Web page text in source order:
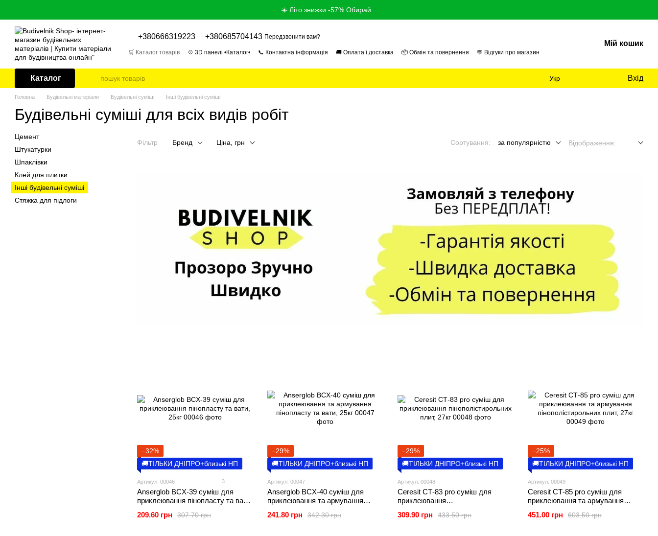
☀️ Літо знижки -57% Обирай...
+380666319223 +380685704143 Передзвонити вам?
🛒 Каталог товарів 💠 3D панелі •Каталог• 📞 Контактна інформація 🚚 Оплата і доставка 📦 Обмін та повернення
💬 Відгуки про магазин
Мій кошик
Каталог Укр Вхід
Головна Будівельні матеріали Будівельні суміші Інші будівельні суміші
Будівельні суміші для всіх видів робіт
Фільтр Бренд Ціна, грн Сортування: за популярністю Відображення:
−32%
🚚ТІЛЬКИ ДНІПРО+близькі НП
Артикул: 00046 3
Anserglob BCХ-39 суміш для
приклеювання пінопласту та вати,
307.70 грн
209.60 грн
−29%
🚚ТІЛЬКИ ДНІПРО+близькі НП
Артикул: 00047
Anserglob BCХ-40 суміш для
приклеювання та армування
342.30 грн
241.80 грн
−29%
🚚ТІЛЬКИ ДНІПРО+близькі НП
Артикул: 00048
Ceresit CТ-83 pro суміш для
приклеювання
433.50 грн
309.90 грн
−25%
🚚ТІЛЬКИ ДНІПРО+близькі НП
Артикул: 00049
Ceresit CТ-85 pro суміш для
приклеювання та армування
603.50 грн
451.00 грн
Цемент
Штукатурки
Шпаклівки
Клей для плитки
Інші будівельні суміші
Стяжка для підлоги